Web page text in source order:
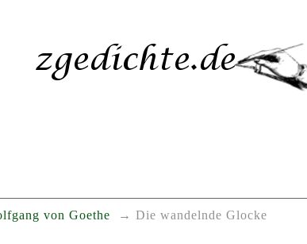
von Goethe Die wandelnde Glocke